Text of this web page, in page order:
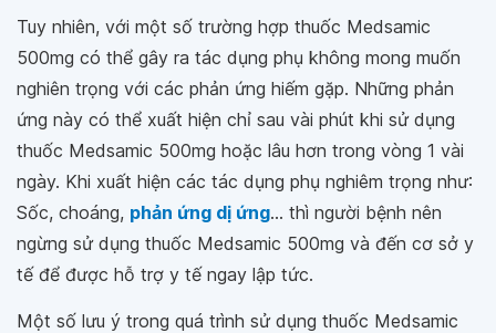
Tuy nhiên, với một số trường hợp thuốc Medsamic
500mg có thể gây ra tác dụng phụ không mong muốn
nghiên trọng với các phản ứng hiếm gặp. Những phản
ứng này có thể xuất hiện chỉ sau vài phút khi sử dụng
thuốc Medsamic 500mg hoặc lâu hơn trong vòng 1 vài
ngày. Khi xuất hiện các tác dụng phụ nghiêm trọng như:
Sốc, choáng, phản ứng dị ứng... thì người bệnh nên
ngừng sử dụng thuốc Medsamic 500mg và đến cơ sở y
tế để được hỗ trợ y tế ngay lập tức.
Một số lưu ý trong quá trình sử dụng thuốc Medsamic